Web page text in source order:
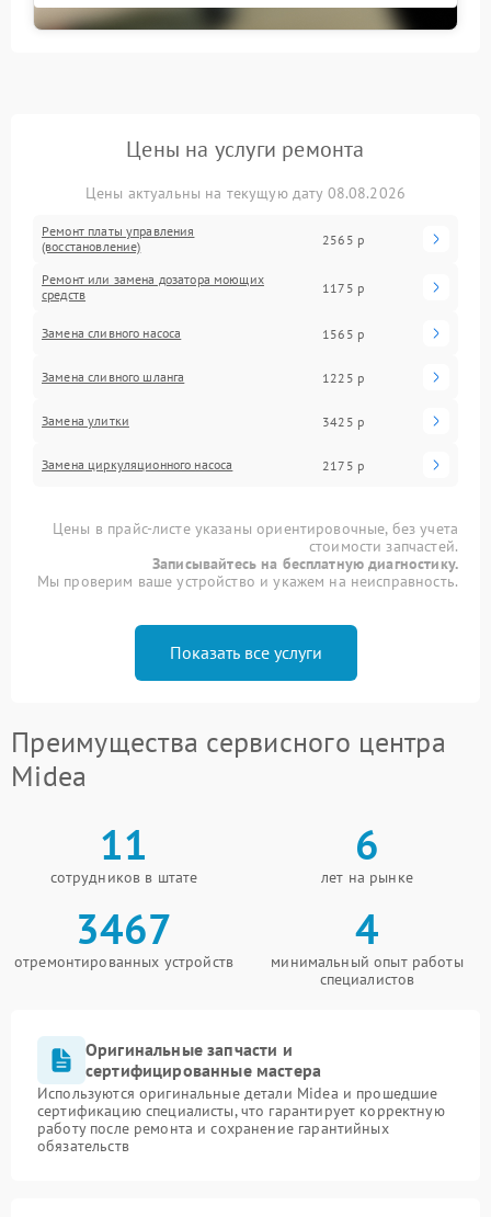
Цены на услуги ремонта
Цены актуальны на текущую дату 08.08.2026
Ремонт платы управления
(восстановление)
2565 р
Ремонт или замена дозатора моющих
средств
1175 р
Замена сливного насоса 1565 р
Замена сливного шланга 1225 р
Замена улитки 3425 р
Замена циркуляционного насоса 2175 р
Цены в прайс-листе указаны ориентировочные, без учета
стоимости запчастей.
Записывайтесь на бесплатную диагностику.
Мы проверим ваше устройство и укажем на неисправность.
Показать все услуги
Преимущества сервисного центра
Midea
11
сотрудников в штате
6
лет на рынке
3467
отремонтированных устройств
4
минимальный опыт работы
специалистов
Оригинальные запчасти и
сертифицированные мастера
Используются оригинальные детали Midea и прошедшие
сертификацию специалисты, что гарантирует корректную
работу после ремонта и сохранение гарантийных
обязательств